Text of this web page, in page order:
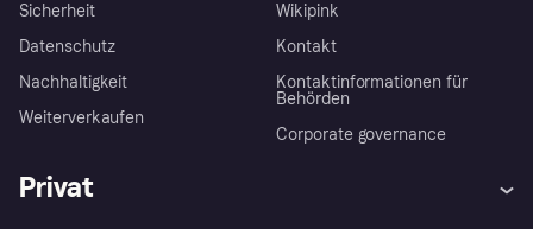
Sicherheit
Datenschutz
Nachhaltigkeit
Weiterverkaufen
Wikipink
Kontakt
Kontaktinformationen für
Behörden
Corporate governance
Privat